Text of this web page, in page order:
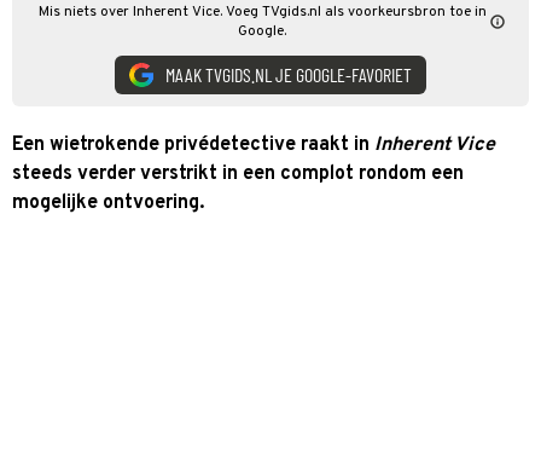
Mis niets over Inherent Vice. Voeg TVgids.nl als voorkeursbron toe in
Google.
MAAK TVGIDS.NL JE GOOGLE-FAVORIET
Een wietrokende privédetective raakt in Inherent Vice
steeds verder verstrikt in een complot rondom een
mogelijke ontvoering.